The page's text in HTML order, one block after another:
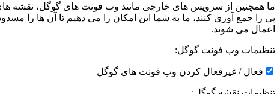
ما همچنین از سرویس های خارجی مانند وب فونت های گوگل، نقشه
پی را جمع آوری کنند، ما به شما این امکان را می دهیم تا آن ها را
اعمال می شوند.
تنظیمات وب فونت گوگل:
فعال / غیرفعال کردن وب فونت های گوگل